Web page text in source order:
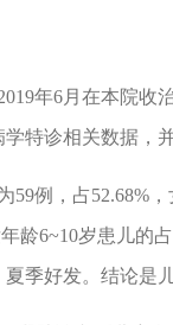
年6月在本院收
特诊相关数据，
例，占52.68%，
龄6~10岁患儿的
季好发。结论是